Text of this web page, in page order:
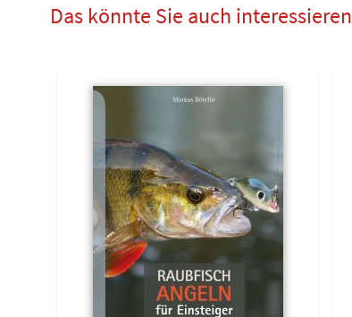
Das könnte Sie auch interessieren